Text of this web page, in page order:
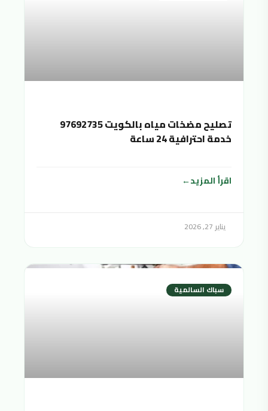
تصليح مضخات مياه بالكويت 97692735
خدمة احترافية 24 ساعة
اقرأ المزيد
يناير 27, 2026
سباك السالمية